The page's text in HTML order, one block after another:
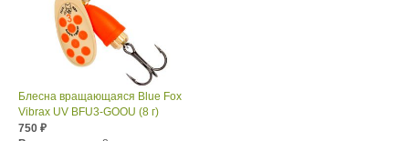
Блесна вращающаяся Blue Fox
Vibrax UV BFU3-GOOU (8 г)
750 ₽